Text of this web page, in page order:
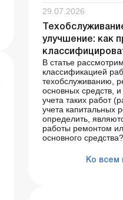
29.07.2026
улучшение: как
В статье
классификацией
техобслуживанию,
основных средств,
учета таких работ
учета капитальных
определить,
работы ремонтом
основного
Ко всем